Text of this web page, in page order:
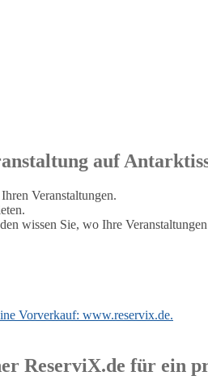
auf
Veranstaltungen.
wissen Sie, wo Ihre
ReserviX.de für ein